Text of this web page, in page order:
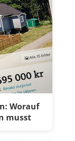
Worauf
musst